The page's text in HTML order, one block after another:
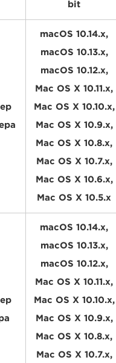
bit
macOS 10.14.x,
macOS 10.13.x,
macOS 10.12.x,
Mac OS X 10.11.x,
Mac OS X 10.10.x,
Mac OS X 10.9.x,
Mac OS X 10.8.x,
Mac OS X 10.7.x,
Mac OS X 10.6.x,
Mac OS X 10.5.x
macOS 10.14.x,
macOS 10.13.x,
macOS 10.12.x,
Mac OS X 10.11.x,
Mac OS X 10.10.x,
Mac OS X 10.9.x,
Mac OS X 10.8.x,
Mac OS X 10.7.x,